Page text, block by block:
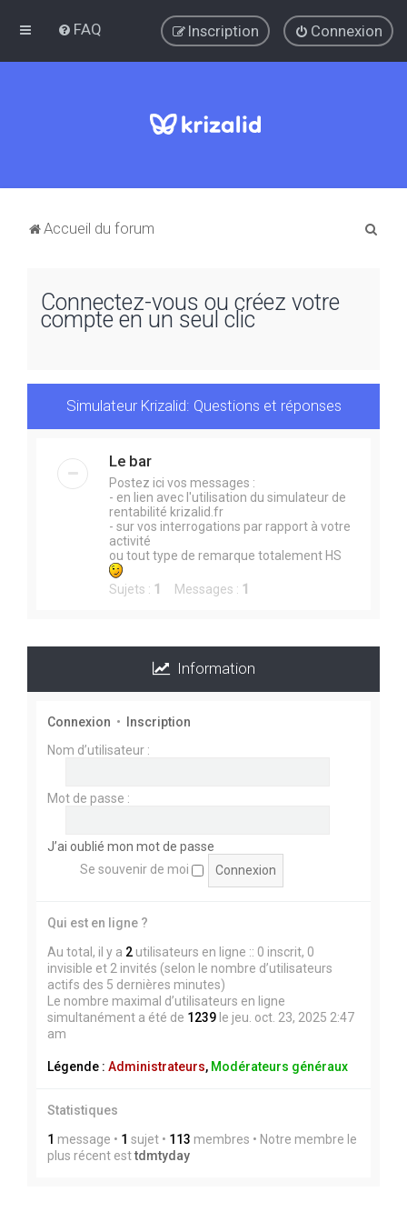
FAQ Connexion
Inscription
Accueil du forum
c
e
Connectez-vous ou créez votre
compte en un seul clic
Simulateur Krizalid: Questions et réponses
Le bar
Postez ici vos messages :
- en lien avec l'utilisation du simulateur de
rentabilité krizalid.fr
- sur vos interrogations par rapport à votre
activité
ou tout type de remarque totalement HS
Sujets : 1 Messages : 1
Information
Connexion • Inscription
Nom d’utilisateur :
Mot de passe :
J’ai oublié mon mot de passe
Se souvenir de moi
Qui est en ligne ?
Au total, il y a 2 utilisateurs en ligne :: 0 inscrit, 0
invisible et 2 invités (selon le nombre d’utilisateurs
actifs des 5 dernières minutes)
Le nombre maximal d’utilisateurs en ligne
simultanément a été de 1239 le jeu. oct. 23, 2025 2:47
am
Légende : Administrateurs, Modérateurs généraux
Statistiques
1 message • 1 sujet • 113 membres • Notre membre le
plus récent esttdmtyday